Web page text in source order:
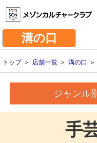
溝の口
トップ＞ 店舗一覧 ＞ 溝の口 ＞
ジャンル
手